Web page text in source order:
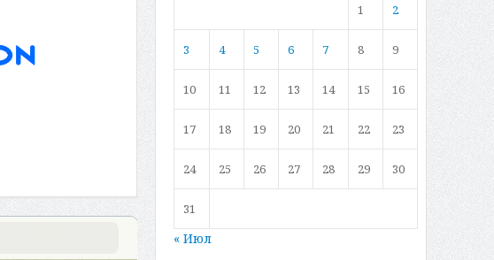
1 2
3 4 5 6 7 8 9
10 11 12 13 14 15 16
17 18 19 20 21 22 23
24 25 26 27 28 29 30
31
« Июл